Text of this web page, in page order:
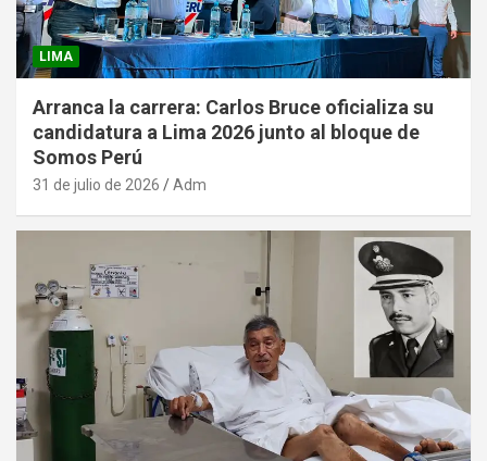
LIMA
Arranca la carrera: Carlos Bruce oficializa su
candidatura a Lima 2026 junto al bloque de
Somos Perú
31 de julio de 2026 Adm